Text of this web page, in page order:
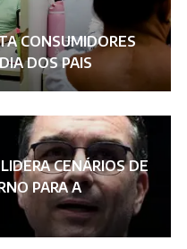
CONSUMIDORES
DOS PAIS
CENÁRIOS DE
PARA A